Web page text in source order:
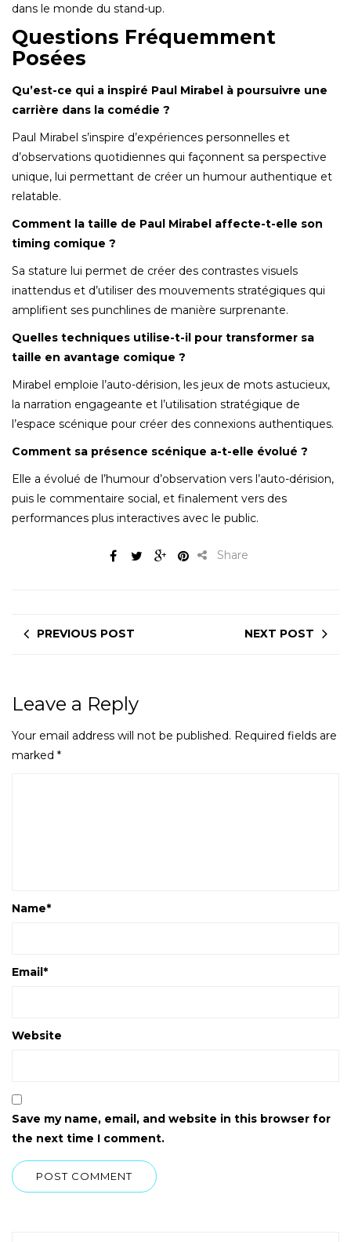
dans le monde du stand-up.
Questions Fréquemment
Posées
Qu’est-ce qui a inspiré Paul Mirabel à poursuivre une
carrière dans la comédie ?
Paul Mirabel s’inspire d’expériences personnelles et
d’observations quotidiennes qui façonnent sa perspective
unique, lui permettant de créer un humour authentique et
relatable.
Comment la taille de Paul Mirabel affecte-t-elle son
timing comique ?
Sa stature lui permet de créer des contrastes visuels
inattendus et d’utiliser des mouvements stratégiques qui
amplifient ses punchlines de manière surprenante.
Quelles techniques utilise-t-il pour transformer sa
taille en avantage comique ?
Mirabel emploie l’auto-dérision, les jeux de mots astucieux,
la narration engageante et l’utilisation stratégique de
l’espace scénique pour créer des connexions authentiques.
Comment sa présence scénique a-t-elle évolué ?
Elle a évolué de l’humour d’observation vers l’auto-dérision,
puis le commentaire social, et finalement vers des
performances plus interactives avec le public.
Share
PREVIOUS POST NEXT POST
Leave a Reply
Your email address will not be published. Required fields are
marked *
Name*
Email*
Website
Save my name, email, and website in this browser for
the next time I comment.